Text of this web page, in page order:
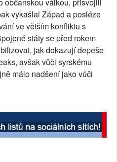
vykašlal Západ a posléze
ve větším konfliktu s
státy se před rokem
jak dokazují depeše
avšak vůči syrskému
málo nadšení jako vůči